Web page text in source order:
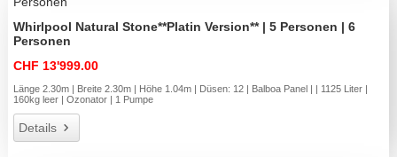
Whirlpool Natural Stone**Platin Version** | 5 Personen | 6
Personen
CHF 13'999.00
Länge 2.30m | Breite 2.30m | Höhe 1.04m | Düsen: 12 | Balboa Panel | | 1125 Liter |
160kg leer | Ozonator | 1 Pumpe
Details